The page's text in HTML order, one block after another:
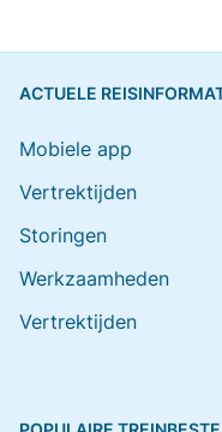
ACTUELE
Mobiele app
Vertrektijden
Storingen
Werkzaamheden
Vertrektijden